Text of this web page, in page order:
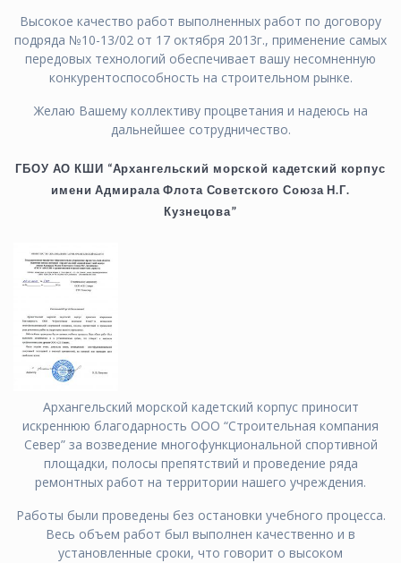
Высокое качество работ выполненных работ по договору
подряда №10-13/02 от 17 октября 2013г., применение самых
передовых технологий обеспечивает вашу несомненную
конкурентоспособность на строительном рынке.
Желаю Вашему коллективу процветания и надеюсь на
дальнейшее сотрудничество.
ГБОУ АО КШИ “Архангельский морской кадетский корпус
имени Адмирала Флота Советского Союза Н.Г.
Кузнецова”
Архангельский морской кадетский корпус приносит
искреннюю благодарность ООО “Строительная компания
Север” за возведение многофункциональной спортивной
площадки, полосы препятствий и проведение ряда
ремонтных работ на территории нашего учреждения.
Работы были проведены без остановки учебного процесса.
Весь объем работ был выполнен качественно и в
установленные сроки, что говорит о высоком